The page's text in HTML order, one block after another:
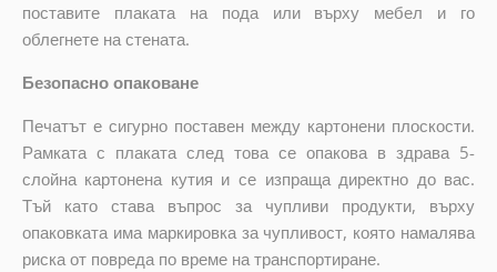
поставите плаката на пода или върху мебел и го
облегнете на стената.
Безопасно опаковане
Печатът е сигурно поставен между картонени плоскости.
Рамката с плаката след това се опакова в здрава 5-
слойна картонена кутия и се изпраща директно до вас.
Тъй като става въпрос за чупливи продукти, върху
опаковката има маркировка за чупливост, която намалява
риска от повреда по време на транспортиране.